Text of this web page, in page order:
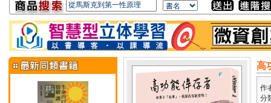
高
作
分